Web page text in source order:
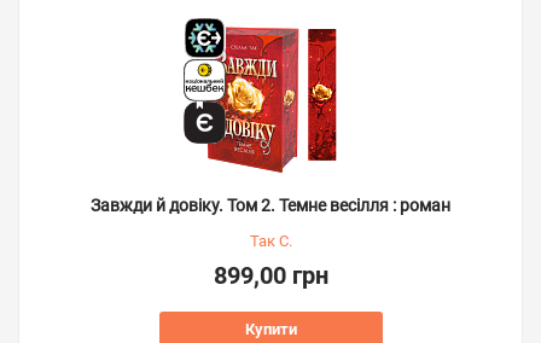
Завжди й довіку. Том 2. Темне весілля : роман
Так С.
899,00 грн
Купити